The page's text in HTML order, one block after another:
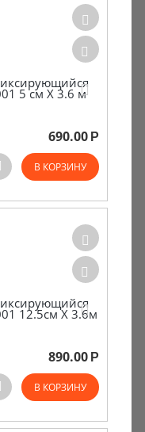
5 см Х 3.6 м
690.00 Р
В КОРЗИНУ
12.5см Х 3.6м
890.00 Р
В КОРЗИНУ